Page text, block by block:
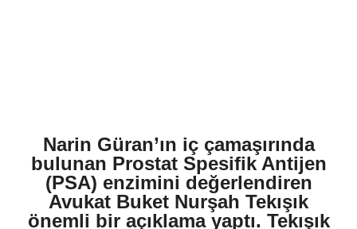
Narin Güran’ın iç çamaşırında
bulunan Prostat Spesifik Antijen
(PSA) enzimini değerlendiren
Avukat Buket Nurşah Tekışık
önemli bir açıklama yaptı. Tekışık